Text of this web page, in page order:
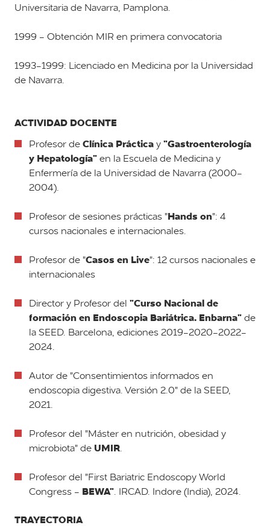
Universitaria de Navarra, Pamplona.
1999 - Obtención MIR en primera convocatoria
1993-1999: Licenciado en Medicina por la Universidad
de Navarra.
ACTIVIDAD DOCENTE
Profesor deClínica Prácticay"Gastroenterología
y Hepatología"en la Escuela de Medicina y
Enfermería de la Universidad de Navarra (2000-
2004).
Profesor de sesiones prácticas "Hands on": 4
cursos nacionales e internacionales.
Profesor de "Casos en Live": 12 cursos nacionales e
internacionales
Director y Profesor del "Curso Nacional de
formación en Endoscopia Bariátrica. Enbarna"de
la SEED. Barcelona, ediciones 2019-2020-2022-
2024.
Autor de "Consentimientos informados en
endoscopia digestiva. Versión 2.0" de la SEED,
2021.
Profesor del "Máster en nutrición, obesidad y
microbiota" de UMIR.
Profesor del "First Bariatric Endoscopy World
Congress - BEWA". IRCAD. Indore (India), 2024.
TRAYECTORIA